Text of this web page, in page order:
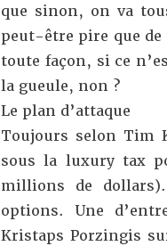
que sinon, on va
peut-être pire que
toute façon, si ce
la gueule, non ?
Le plan d’attaque
Toujours selon Tim
sous la luxury tax
millions de
options. Une
Kristaps Porzingis